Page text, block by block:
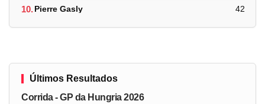
10.Pierre Gasly 42
Últimos Resultados
Corrida - GP da Hungria 2026